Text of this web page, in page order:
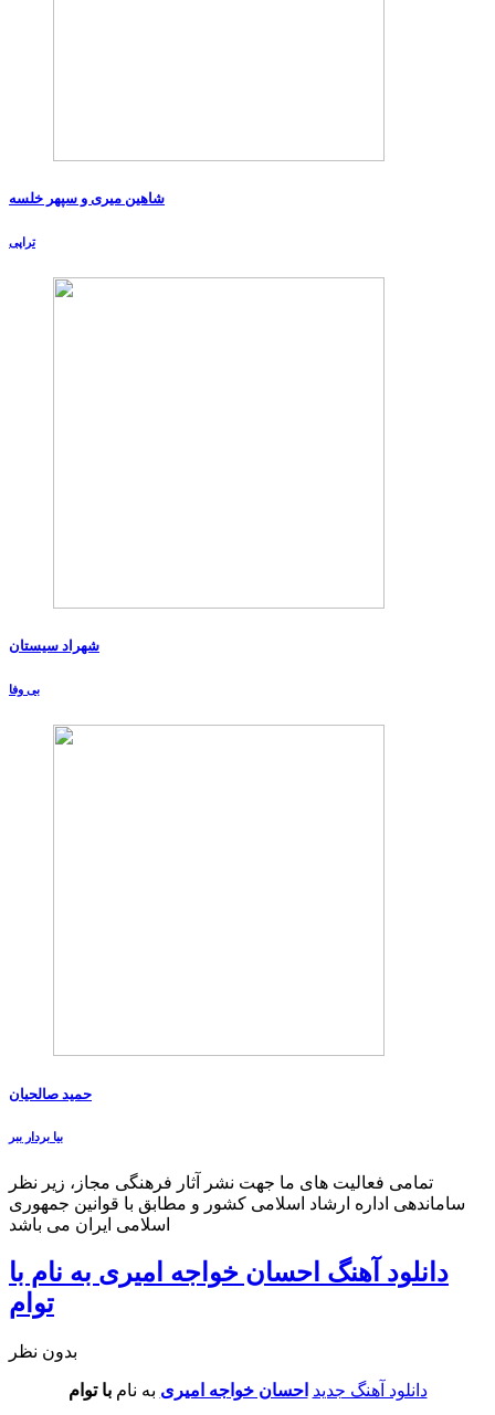
شاهین میری و سپهر خلسه
تراپی
شهراد سیستان
بی وفا
حمید صالحیان
بیا بردار ببر
تمامی فعالیت های ما جهت نشر آثار فرهنگی مجاز، زیر نظر
ساماندهی اداره ارشاد اسلامی کشور و مطابق با قوانین جمهوری
اسلامی ایران می باشد
دانلود آهنگ احسان خواجه امیری به نام با
توام
بدون نظر
دانلود آهنگ جدید احسان خواجه امیری به نامبا توام